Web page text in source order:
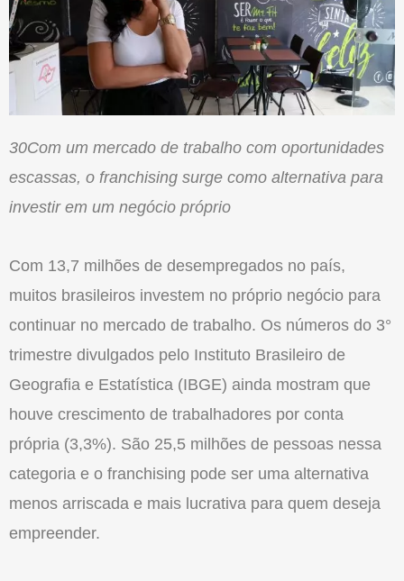
30Com um mercado de trabalho com oportunidades
escassas, o franchising surge como alternativa para
investir em um negócio próprio
Com 13,7 milhões de desempregados no país,
muitos brasileiros investem no próprio negócio para
continuar no mercado de trabalho. Os números do 3°
trimestre divulgados pelo Instituto Brasileiro de
Geografia e Estatística (IBGE) ainda mostram que
houve crescimento de trabalhadores por conta
própria (3,3%). São 25,5 milhões de pessoas nessa
categoria e o franchising pode ser uma alternativa
menos arriscada e mais lucrativa para quem deseja
empreender.